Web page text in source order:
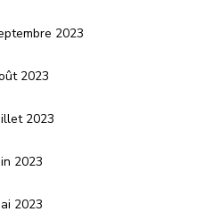
2023
2023
2023
2023
2023